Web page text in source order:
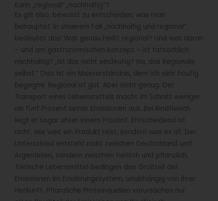
Kann „regional“ „nachhaltig“?
Es gilt also, bewusst zu entscheiden, was man
behauptet. In unserem Fall „nachhaltig und regional“
bedeutet das: Was genau heißt regional? Und was daran
– und am gastronomischen Konzept – ist tatsächlich
nachhaltig? „Ist das nicht eindeutig? Na, das Regionale
selbst.“ Dies ist ein Missverständnis, dem ich sehr häufig
begegne. Regional ist gut. Aber nicht genug. Der
Transport eines Lebensmittels macht im Schnitt weniger
als fünf Prozent seiner Emissionen aus. Bei Rindfleisch
liegt er sogar unter einem Prozent. Entscheidend ist
nicht, wie weit ein Produkt reist, sondern was es ist. Der
Unterschied entsteht nicht zwischen Deutschland und
Argentinien, sondern zwischen tierisch und pflanzlich.
Tierische Lebensmittel bedingen den Großteil der
Emissionen im Ernährungssystem, unabhängig von ihrer
Herkunft. Pflanzliche Proteinquellen verursachen nur